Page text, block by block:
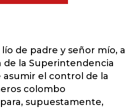
de padre y señor mío, a
de la Superintendencia
asumir el control de la
colombo
supuestamente,